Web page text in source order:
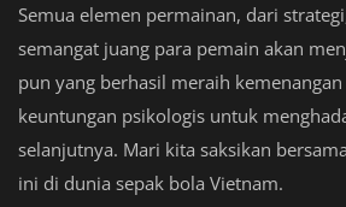
Semua elemen permainan, dari
semangat juang para pemain akan
pun yang berhasil meraih
keuntungan psikologis untuk
selanjutnya. Mari kita saksikan
ini di dunia sepak bola Vietnam.